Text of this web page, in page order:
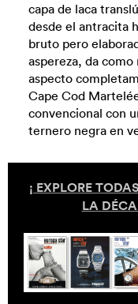
capa de laca
desde el antracita
bruto pero
aspereza, da
aspecto
Cape Cod
convencional con
ternero negra en
¡ EXPLORE
LA